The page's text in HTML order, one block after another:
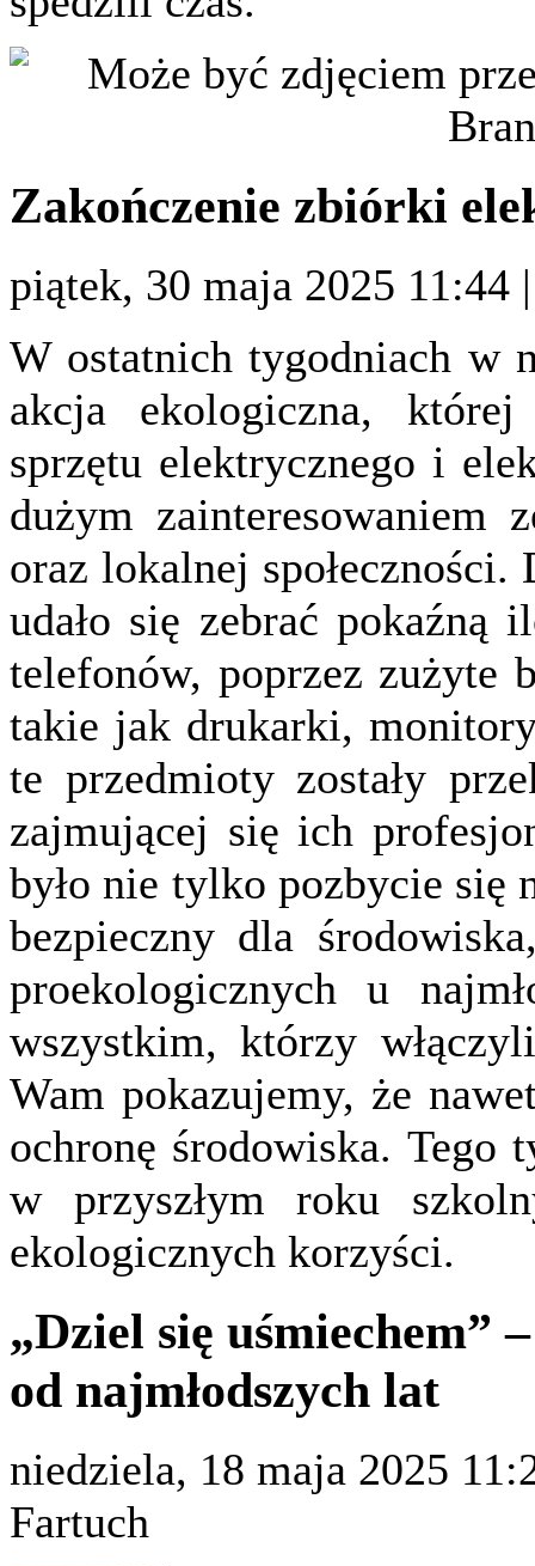
Zakończenie zbiórki
piątek, 30 maja 2025 11:44
W ostatnich tygodniach w
akcja ekologiczna,
sprzętu elektrycznego i
dużym zainteresowaniem
oraz lokalnej
udało się zebrać pokaźną
telefonów, poprzez zużyte
takie jak drukarki,
te przedmioty zostały
zajmującej się ich
było nie tylko pozbycie się
bezpieczny dla
proekologicznych u
wszystkim, którzy
Wam pokazujemy, że
ochronę środowiska. Tego
w przyszłym roku
ekologicznych korzyści.
„Dziel się uśmiechem”
od najmłodszych lat
niedziela, 18 maja 2025
Fartuch